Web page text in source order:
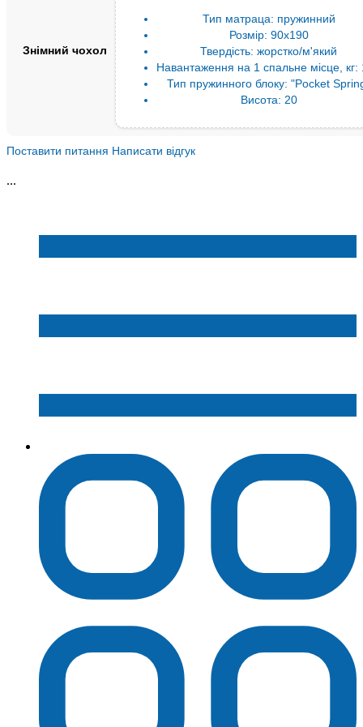
Знімний чохол
Тип матраца: пружинний
Розмір: 90x190
Твердість: жорстко/м'який
Навантаження на 1 спальне місце, кг:
Тип пружинного блоку: "Pocket
Висота: 20
Поставити питання Написати відгук
...